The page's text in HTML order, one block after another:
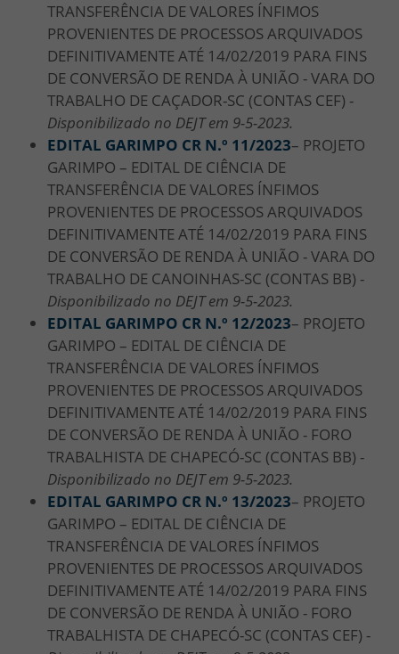
TRANSFERÊNCIA DE VALORES ÍNFIMOS
PROVENIENTES DE PROCESSOS ARQUIVADOS
DEFINITIVAMENTE ATÉ 14/02/2019 PARA FINS
DE CONVERSÃO DE RENDA À UNIÃO - VARA DO
TRABALHO DE CAÇADOR-SC (CONTAS CEF) -
Disponibilizado no DEJT em 9-5-2023.
EDITAL GARIMPO CR N.º 11/2023– PROJETO
GARIMPO – EDITAL DE CIÊNCIA DE
TRANSFERÊNCIA DE VALORES ÍNFIMOS
PROVENIENTES DE PROCESSOS ARQUIVADOS
DEFINITIVAMENTE ATÉ 14/02/2019 PARA FINS
DE CONVERSÃO DE RENDA À UNIÃO - VARA DO
TRABALHO DE CANOINHAS-SC (CONTAS BB) -
Disponibilizado no DEJT em 9-5-2023.
EDITAL GARIMPO CR N.º 12/2023– PROJETO
GARIMPO – EDITAL DE CIÊNCIA DE
TRANSFERÊNCIA DE VALORES ÍNFIMOS
PROVENIENTES DE PROCESSOS ARQUIVADOS
DEFINITIVAMENTE ATÉ 14/02/2019 PARA FINS
DE CONVERSÃO DE RENDA À UNIÃO - FORO
TRABALHISTA DE CHAPECÓ-SC (CONTAS BB) -
Disponibilizado no DEJT em 9-5-2023.
EDITAL GARIMPO CR N.º 13/2023– PROJETO
GARIMPO – EDITAL DE CIÊNCIA DE
TRANSFERÊNCIA DE VALORES ÍNFIMOS
PROVENIENTES DE PROCESSOS ARQUIVADOS
DEFINITIVAMENTE ATÉ 14/02/2019 PARA FINS
DE CONVERSÃO DE RENDA À UNIÃO - FORO
TRABALHISTA DE CHAPECÓ-SC (CONTAS CEF) -